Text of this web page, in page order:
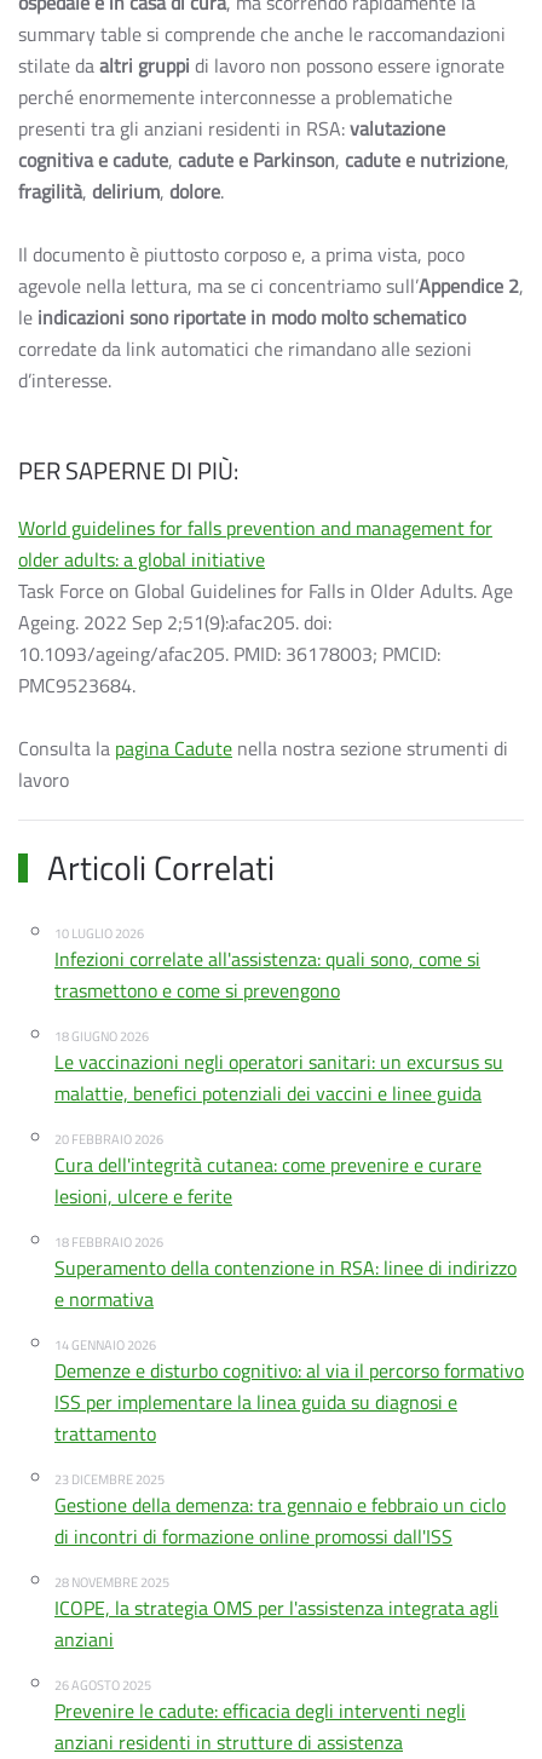
summary table si comprende che anche le raccomandazioni
stilate daaltri gruppi di lavoro non possono essere ignorate
perché enormemente interconnesse a problematiche
presenti tra gli anziani residenti in RSA:valutazione
cognitiva e cadute, cadute e Parkinson, cadute e nutrizione,
fragilità, delirium, dolore.
Il documento è piuttosto corposo e, a prima vista, poco
agevole nella lettura, ma se ci concentriamo sull’Appendice 2,
le indicazioni sono riportate in modo molto schematico
corredate da link automatici che rimandano alle sezioni
d’interesse.
PER SAPERNE DI PIÙ:
World guidelines for falls prevention and management for
older adults: a global initiative
Task Force on Global Guidelines for Falls in Older Adults. Age
Ageing. 2022 Sep 2;51(9):afac205. doi:
10.1093/ageing/afac205. PMID: 36178003; PMCID:
PMC9523684.
Consulta la pagina Cadute nella nostra sezione strumenti di
lavoro
Articoli Correlati
10 LUGLIO 2026
Infezioni correlate all'assistenza: quali sono, come si
trasmettono e come si prevengono
18 GIUGNO 2026
Le vaccinazioni negli operatori sanitari: un excursus su
malattie, benefici potenziali dei vaccini e linee guida
20 FEBBRAIO 2026
Cura dell'integrità cutanea: come prevenire e curare
lesioni, ulcere e ferite
18 FEBBRAIO 2026
Superamento della contenzione in RSA: linee di indirizzo
e normativa
14 GENNAIO 2026
Demenze e disturbo cognitivo: al via il percorso formativo
ISS per implementare la linea guida su diagnosi e
trattamento
23 DICEMBRE 2025
Gestione della demenza: tra gennaio e febbraio un ciclo
di incontri di formazione online promossi dall'ISS
28 NOVEMBRE 2025
ICOPE, la strategia OMS per l'assistenza integrata agli
anziani
26 AGOSTO 2025
Prevenire le cadute: efficacia degli interventi negli
anziani residenti in strutture di assistenza